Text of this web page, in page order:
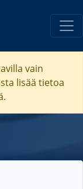
vain
lisää tietoa